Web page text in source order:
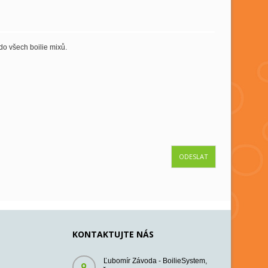
všech boilie mixů.
ODESLAT
KONTAKTUJTE NÁS
Ľubomír Závoda - BoilieSystem,